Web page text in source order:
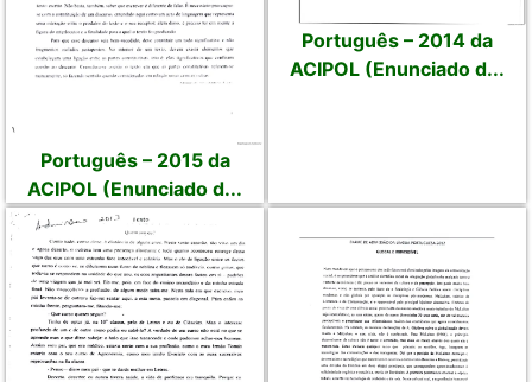
Português – 2015 da
ACIPOL (Enunciado d...
Português – 2014 da
ACIPOL (Enunciado d...